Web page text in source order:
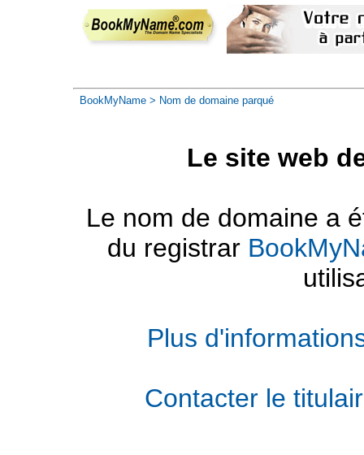
BookMyName > Nom de domaine parqué
Le site web
Le nom de domaine a
du registrar
Plus
Contacter le